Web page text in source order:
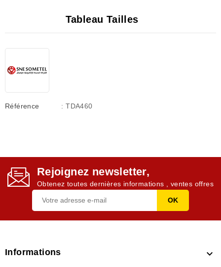
Tableau Tailles
Référence : TDA460
Rejoignez newsletter,
Obtenez toutes dernières informations , ventes offres
Informations 